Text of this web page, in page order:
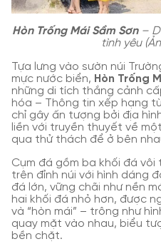
Hòn Trống Mái Sầm Sơn–
tình yêu
Tựa lưng vào sườn núi
mực nước biển, Hòn Trống
những di tích thắng cảnh
hóa – Thông tin xếp hạng
chỉ gây ấn tượng bởi địa
liền với truyền thuyết về
qua thử thách để ở bên
Cụm đá gồm ba khối đá vôi
trên đỉnh núi với hình dáng
đá lớn, vững chãi như nền
hai khối đá nhỏ hơn, được
và “hòn mái” – trông như
quay mặt vào nhau, biểu
bền chặt.